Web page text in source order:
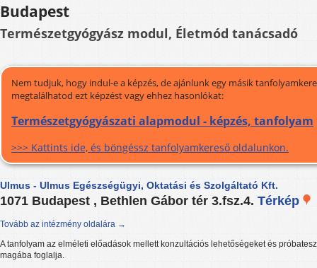
Budapest
Természetgyógyász modul, Életmód tanácsadó
Nem tudjuk, hogy indul-e a képzés, de ajánlunk egy másik
megtalálhatod ezt képzést vagy ehhez hasonlókat:
Természetgyógyászati alapmodul - képzés, tanfolyam
>>> Kattints ide, és böngéssz tanfolyamkereső oldalunkon.
Ulmus - Ulmus Egészségügyi, Oktatási és Szolgáltató Kft.
1071 Budapest , Bethlen Gábor tér 3.fsz.4. Térkép
Tovább az intézmény oldalára →
A tanfolyam az elméleti előadások mellett konzultációs lehetőségeket és
magába foglalja.